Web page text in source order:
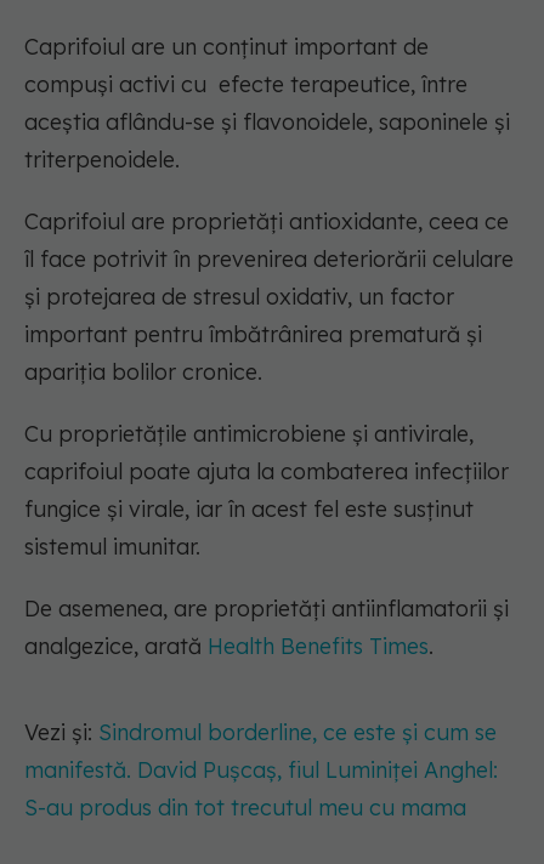
Caprifoiul are un conținut important de
compuși activi cu efecte terapeutice, între
aceștia aflându-se și flavonoidele, saponinele și
triterpenoidele.
Caprifoiul are proprietăți antioxidante, ceea ce
îl face potrivit în prevenirea deteriorării celulare
și protejarea de stresul oxidativ, un factor
important pentru îmbătrânirea prematură și
apariția bolilor cronice.
Cu proprietățile antimicrobiene și antivirale,
caprifoiul poate ajuta la combaterea infecțiilor
fungice și virale, iar în acest fel este susținut
sistemul imunitar.
De asemenea, are proprietăți antiinflamatorii și
analgezice, arată Health Benefits Times.
Vezi și: Sindromul borderline, ce este și cum se
manifestă. David Pușcaș, fiul Luminiței Anghel:
S-au produs din tot trecutul meu cu mama